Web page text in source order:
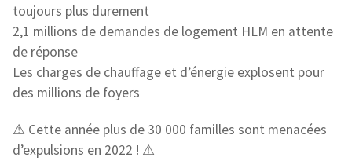
toujours plus durement
2,1 millions de demandes de logement HLM en attente
de réponse
Les charges de chauffage et d’énergie explosent pour
des millions de foyers
⚠ Cette année plus de 30 000 familles sont menacées
d’expulsions en 2022 ! ⚠